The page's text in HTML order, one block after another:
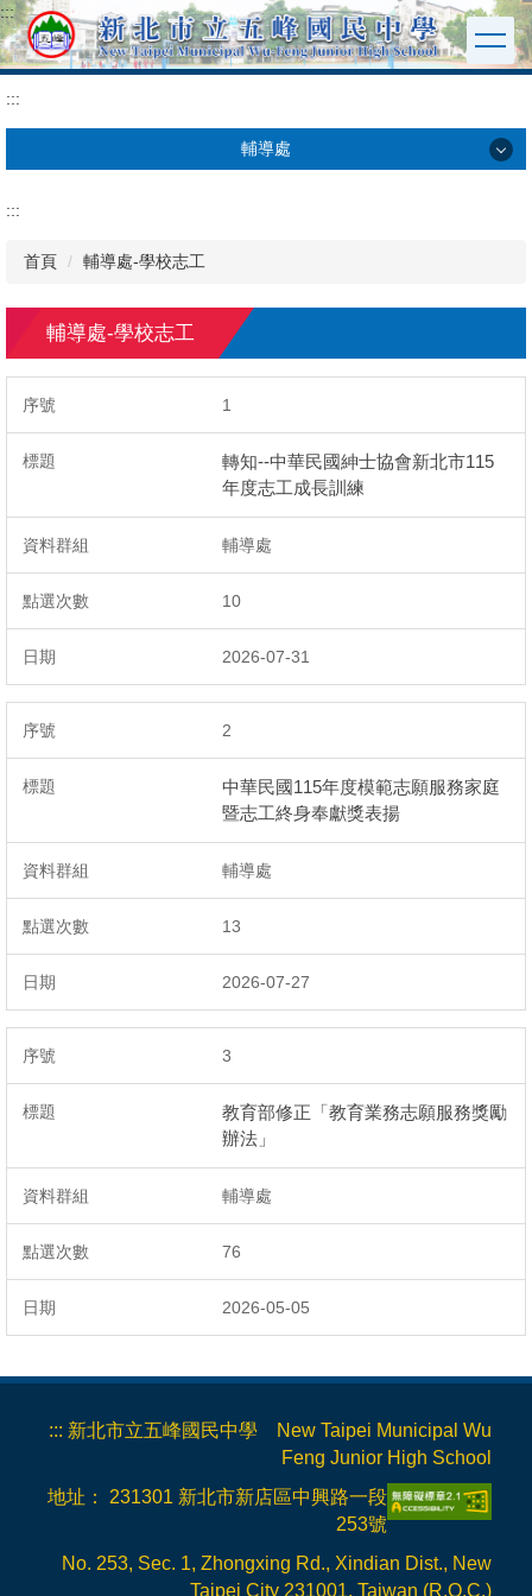
跳
到
主
區
:::
:::
輔導處
家長日專區
輔導師備秀
工作職掌
新住民區
生涯教育
技藝教育
輔導表單
國小宣導
學校志工
生命教育
非學校型態實驗教育專區
:::
首頁 輔導處-學校志工
輔導處-學校志工
1
轉知--中華民國紳士協會新北市115
年度志工成長訓練
輔導處
10
2026-07-31
2
中華民國115年度模範志願服務家庭
暨志工終身奉獻獎表揚
輔導處
13
2026-07-27
3
教育部修正「教育業務志願服務獎勵
辦法」
輔導處
76
2026-05-05
::: 新北市立五峰國民中學 New Taipei Municipal Wu
Feng Junior High School
地址： 231301 新北市新店區中興路一段
253號
No. 253, Sec. 1, Zhongxing Rd., Xindian Dist., New
Taipei City 231001, Taiwan (R.O.C.)